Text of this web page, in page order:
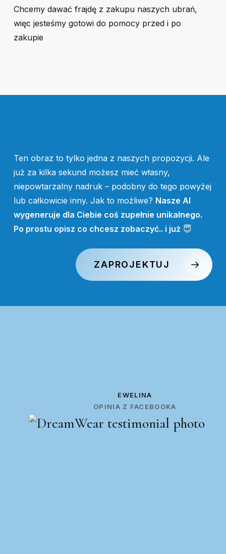
Chcemy dawać frajdę z zakupu naszych ubrań,
więc jesteśmy gotowi do pomocy przed i po
zakupie
Ten obraz to tylko jedna z naszych propozycji. Ale
już za kilka sekund możesz mieć własny,
niepowtarzalny nadruk – podobny do tego powyżej
lub całkowicie inny. Jak to możliwe? Nasze AI
wygeneruje dla Ciebie coś zupełnie unikalnego.
Po prostu opisz co chcesz zobaczyć.. i już 😇
ZAPROJEKTUJ
EWELINA
OPINIA Z FACEBOOKA